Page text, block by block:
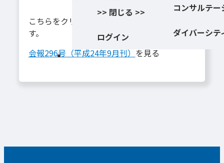
コンサルテ
ダイバーシ
>> 閉じる >>
ログイン
こちらをクリックするとPDFファイルが開けま
す。
会報296号（平成24年9月刊） を見る